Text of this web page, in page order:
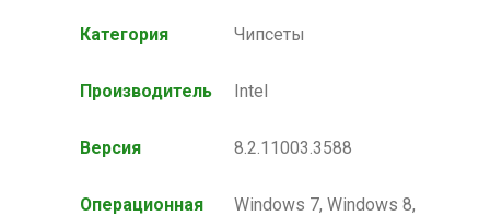
Категория Чипсеты
Производитель Intel
Версия 8.2.11003.3588
Операционная
Windows 7, Windows 8,